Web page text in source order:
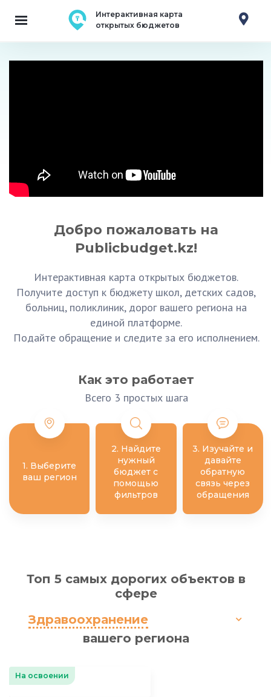
Интерактивная карта
открытых бюджетов
Добро пожаловать на
Publicbudget.kz!
Интерактивная карта открытых бюджетов.
Получите доступ к бюджету школ, детских садов,
больниц, поликлиник, дорог вашего региона на
единой платформе.
Подайте обращение и следите за его исполнением.
Как это работает
Всего 3 простых шага
1. Выберите
ваш регион
2. Найдите
нужный
бюджет с
помощью
фильтров
3. Изучайте и
давайте
обратную
связь через
обращения
Топ 5 самых дорогих объектов в
сфере
Здравоохранение
вашего региона
На освоении